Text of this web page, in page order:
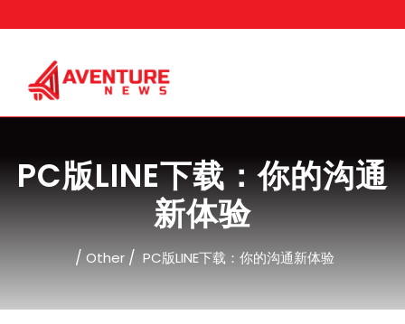
to
PC版LINE下载：你的沟通
新体验
/ Other/ PC版LINE下载：你的沟通新体验